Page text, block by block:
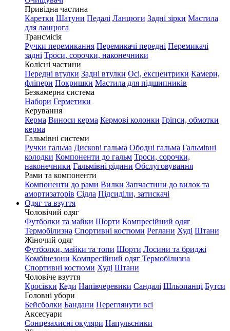
Привідна частина
Каретки Шатуни Педалі Ланцюги Задні зірки Мастила
для ланцюга
Трансмісія
Ручки перемикання Перемикачі передні Перемикачі
задні Троси, сорочки, наконечники
Колісні частини
Передні втулки Задні втулки Осі, ексцентрики Камери,
фліпери Покришки Мастила для підшипників
Безкамерна система
Набори Герметики
Керування
Керма Виноси керма Кермові колонки Гріпси, обмотки
керма
Гальмівні системи
Ручки гальма Дискові гальма Ободні гальма Гальмівні
колодки Компоненти до гальм Троси, сорочки,
наконечники Гальмівні рідини Обслуговування
Рами та компоненти
Компоненти до рами Вилки Запчастини до вилок та
амортизаторів Сідла Підсиділи, затискачі
Одяг та взуття
Чоловічий одяг
Футболки та майки Шорти Компресійний одяг
Термобілизна Спортивні костюми Реглани Худі Штани
Жіночий одяг
Футболки, майки та топи Шорти Лосини та бриджі
Комбінезони Компресійний одяг Термобілизна
Спортивні костюми Худі Штани
Чоловіче взуття
Кросівки Кеди Напівчеревики Сандалі Шльопанці Бутси
Головні убори
Бейсболки Бандани Переглянути всі
Аксесуари
Сонцезахисні окуляри Напульсники